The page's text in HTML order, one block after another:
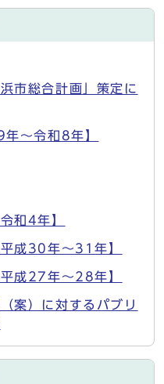
市総合計画」策定に
～令和8年】
和4年】
成30年～31年】
成27年～28年】
案）に対するパブリ